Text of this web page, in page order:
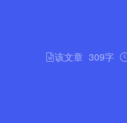
该文章 309字